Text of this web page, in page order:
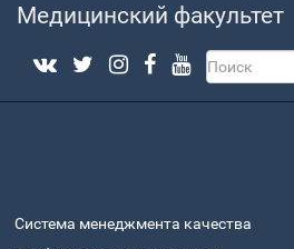
Медицинский факультет
Система менеджмента качества